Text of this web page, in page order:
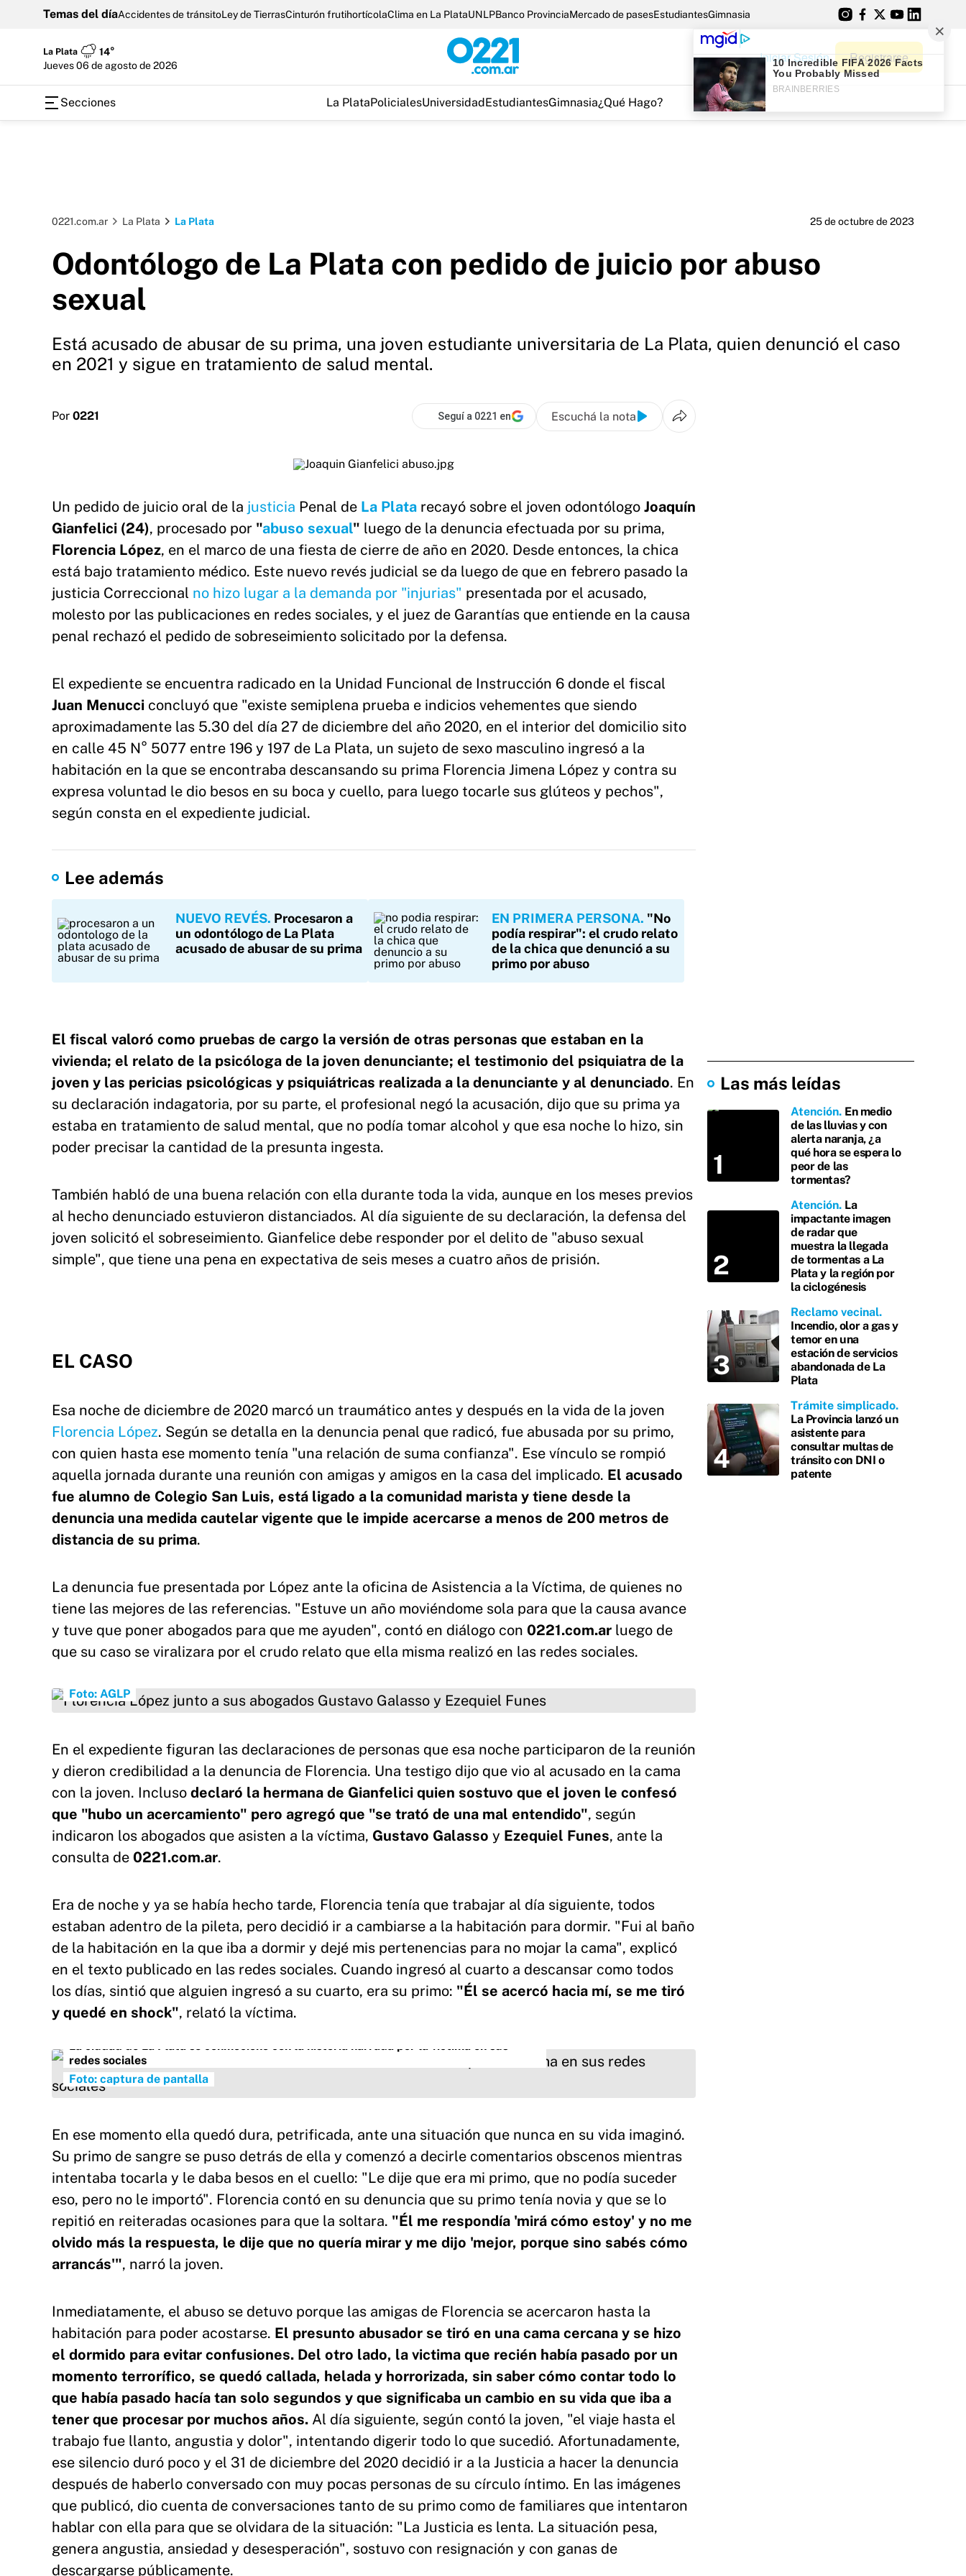
Temas del díaAccidentes de tránsitoLey de TierrasCinturón frutihortícolaClima en La PlataUNLPBanco ProvinciaMercado de pasesEstudiantesGimnasia
La Plata
14°
jueves 06 de agosto de 2026
Iniciar Sesión Registrarse
Secciones La PlataPolicialesUniversidadEstudiantesGimnasia¿Qué Hago?
0221.com.ar La Plata La Plata 25 de octubre de 2023
Odontólogo de La Plata con pedido de juicio por abuso
sexual
Está acusado de abusar de su prima, una joven estudiante universitaria de La Plata, quien denunció el caso
en 2021 y sigue en tratamiento de salud mental.
Por 0221 Seguí a 0221 en Escuchá la nota
Un pedido de juicio oral de la justicia Penal de La Plata recayó sobre el joven odontólogo Joaquín
Gianfelici (24), procesado por "abuso sexual" luego de la denuncia efectuada por su prima,
Florencia López, en el marco de una fiesta de cierre de año en 2020. Desde entonces, la chica
está bajo tratamiento médico. Este nuevo revés judicial se da luego de que en febrero pasado la
justicia Correccional no hizo lugar a la demanda por "injurias" presentada por el acusado,
molesto por las publicaciones en redes sociales, y el juez de Garantías que entiende en la causa
penal rechazó el pedido de sobreseimiento solicitado por la defensa.
El expediente se encuentra radicado en la Unidad Funcional de Instrucción 6 donde el fiscal
Juan Menucci concluyó que "existe semiplena prueba e indicios vehementes que siendo
aproximadamente las 5.30 del día 27 de diciembre del año 2020, en el interior del domicilio sito
en calle 45 N° 5077 entre 196 y 197 de La Plata, un sujeto de sexo masculino ingresó a la
habitación en la que se encontraba descansando su prima Florencia Jimena López y contra su
expresa voluntad le dio besos en su boca y cuello, para luego tocarle sus glúteos y pechos",
según consta en el expediente judicial.
Lee además
NUEVO REVÉS Procesaron a
un odontólogo de La Plata
acusado de abusar de su prima
EN PRIMERA PERSONA "No
podía respirar": el crudo relato
de la chica que denunció a su
primo por abuso
El fiscal valoró como pruebas de cargo la versión de otras personas que estaban en la
vivienda; el relato de la psicóloga de la joven denunciante; el testimonio del psiquiatra de la
joven y las pericias psicológicas y psiquiátricas realizada a la denunciante y al denunciado. En
su declaración indagatoria, por su parte, el profesional negó la acusación, dijo que su prima ya
estaba en tratamiento de salud mental, que no podía tomar alcohol y que esa noche lo hizo, sin
poder precisar la cantidad de la presunta ingesta.
También habló de una buena relación con ella durante toda la vida, aunque en los meses previos
al hecho denunciado estuvieron distanciados. Al día siguiente de su declaración, la defensa del
joven solicitó el sobreseimiento. Gianfelice debe responder por el delito de "abuso sexual
simple", que tiene una pena en expectativa de seis meses a cuatro años de prisión.
EL CASO
Esa noche de diciembre de 2020 marcó un traumático antes y después en la vida de la joven
Florencia López. Según se detalla en la denuncia penal que radicó, fue abusada por su primo,
con quien hasta ese momento tenía "una relación de suma confianza". Ese vínculo se rompió
aquella jornada durante una reunión con amigas y amigos en la casa del implicado. El acusado
fue alumno de Colegio San Luis, está ligado a la comunidad marista y tiene desde la
denuncia una medida cautelar vigente que le impide acercarse a menos de 200 metros de
distancia de su prima.
La denuncia fue presentada por López ante la oficina de Asistencia a la Víctima, de quienes no
tiene las mejores de las referencias. "Estuve un año moviéndome sola para que la causa avance
y tuve que poner abogados para que me ayuden", contó en diálogo con 0221.com.ar luego de
que su caso se viralizara por el crudo relato que ella misma realizó en las redes sociales.
Foto: AGLP
En el expediente figuran las declaraciones de personas que esa noche participaron de la reunión
y dieron credibilidad a la denuncia de Florencia. Una testigo dijo que vio al acusado en la cama
con la joven. Incluso declaró la hermana de Gianfelici quien sostuvo que el joven le confesó
que "hubo un acercamiento" pero agregó que "se trató de una mal entendido", según
indicaron los abogados que asisten a la víctima, Gustavo Galasso y Ezequiel Funes, ante la
consulta de 0221.com.ar.
Era de noche y ya se había hecho tarde, Florencia tenía que trabajar al día siguiente, todos
estaban adentro de la pileta, pero decidió ir a cambiarse a la habitación para dormir. "Fui al baño
de la habitación en la que iba a dormir y dejé mis pertenencias para no mojar la cama", explicó
en el texto publicado en las redes sociales. Cuando ingresó al cuarto a descansar como todos
los días, sintió que alguien ingresó a su cuarto, era su primo: "Él se acercó hacia mí, se me tiró
y quedé en shock", relató la víctima.
La ciudad de La Plata se conmocionó con la historia narrada por la víctima en sus
redes sociales
Foto: captura de pantalla
En ese momento ella quedó dura, petrificada, ante una situación que nunca en su vida imaginó.
Su primo de sangre se puso detrás de ella y comenzó a decirle comentarios obscenos mientras
intentaba tocarla y le daba besos en el cuello: "Le dije que era mi primo, que no podía suceder
eso, pero no le importó". Florencia contó en su denuncia que su primo tenía novia y que se lo
repitió en reiteradas ocasiones para que la soltara. "Él me respondía 'mirá cómo estoy' y no me
olvido más la respuesta, le dije que no quería mirar y me dijo 'mejor, porque sino sabés cómo
arrancás'", narró la joven.
Inmediatamente, el abuso se detuvo porque las amigas de Florencia se acercaron hasta la
habitación para poder acostarse. El presunto abusador se tiró en una cama cercana y se hizo
el dormido para evitar confusiones. Del otro lado, la victima que recién había pasado por un
momento terrorífico, se quedó callada, helada y horrorizada, sin saber cómo contar todo lo
que había pasado hacía tan solo segundos y que significaba un cambio en su vida que iba a
tener que procesar por muchos años. Al día siguiente, según contó la joven, "el viaje hasta el
trabajo fue llanto, angustia y dolor", intentando digerir todo lo que sucedió. Afortunadamente,
ese silencio duró poco y el 31 de diciembre del 2020 decidió ir a la Justicia a hacer la denuncia
después de haberlo conversado con muy pocas personas de su círculo íntimo. En las imágenes
que publicó, dio cuenta de conversaciones tanto de su primo como de familiares que intentaron
hablar con ella para que se olvidara de la situación: "La Justicia es lenta. La situación pesa,
genera angustia, ansiedad y desesperación", sostuvo con resignación y con ganas de
descargarse públicamente.
Las más leídas
Atención En medio
de las lluvias y con
alerta naranja, ¿a
qué hora se espera lo
peor de las
tormentas?
Atención La
impactante imagen
de radar que
muestra la llegada
de tormentas a La
Plata y la región por
la ciclogénesis
Reclamo vecinal
Incendio, olor a gas y
temor en una
estación de servicios
abandonada de La
Plata
Trámite simplicado
La Provincia lanzó un
asistente para
consultar multas de
tránsito con DNI o
patente